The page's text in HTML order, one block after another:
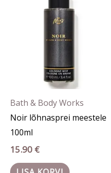
Bath & Body Works
Noir lõhnasprei meestele
100ml
15.90 €